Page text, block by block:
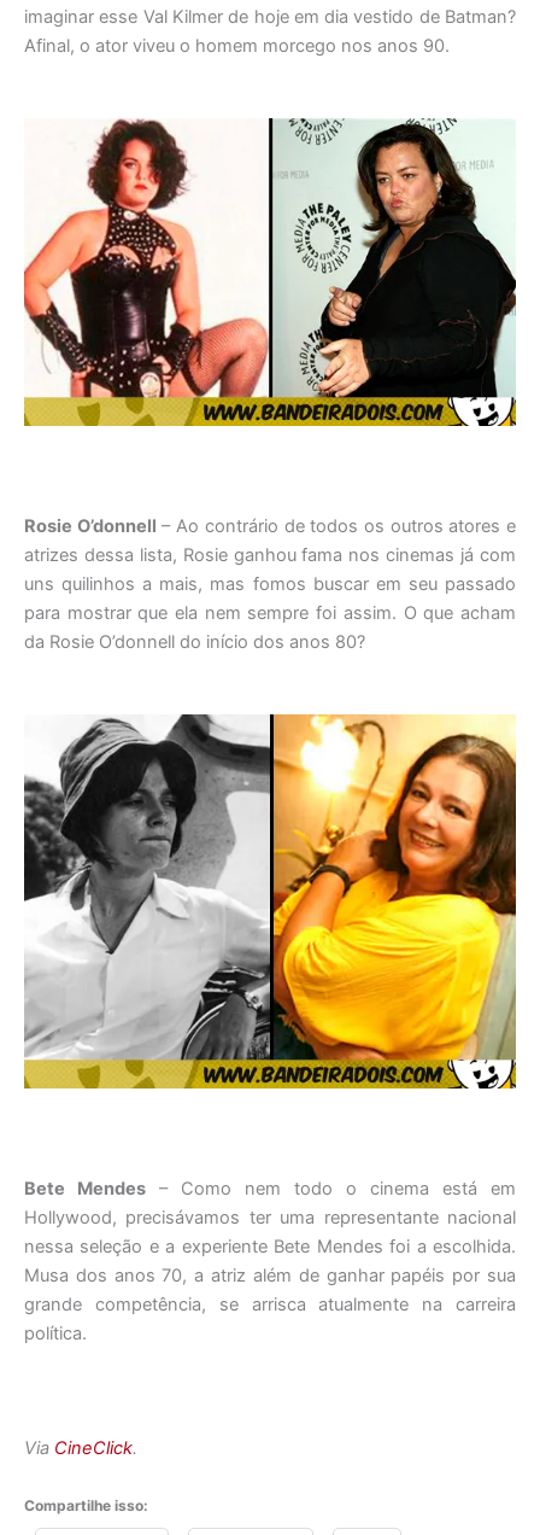
imaginar esse Val Kilmer de hoje em dia vestido de Batman?
Afinal, o ator viveu o homem morcego nos anos 90.
Rosie O’donnell – Ao contrário de todos os outros atores e
atrizes dessa lista, Rosie ganhou fama nos cinemas já com
uns quilinhos a mais, mas fomos buscar em seu passado
para mostrar que ela nem sempre foi assim. O que acham
da Rosie O’donnell do início dos anos 80?
Bete Mendes – Como nem todo o cinema está em
Hollywood, precisávamos ter uma representante nacional
nessa seleção e a experiente Bete Mendes foi a escolhida.
Musa dos anos 70, a atriz além de ganhar papéis por sua
grande competência, se arrisca atualmente na carreira
política.
Via CineClick.
Compartilhe isso: